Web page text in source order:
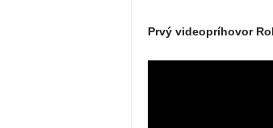
Prvý videopríhovor